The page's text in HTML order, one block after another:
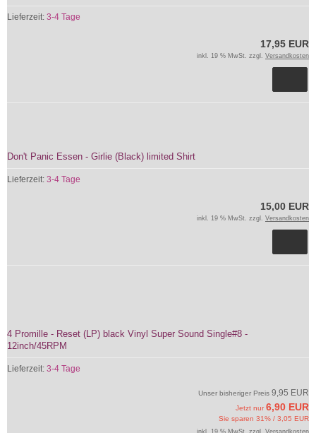
Lieferzeit: 3-4 Tage
17,95 EUR
inkl. 19 % MwSt. zzgl. Versandkosten
Don't Panic Essen - Girlie (Black) limited Shirt
Lieferzeit: 3-4 Tage
15,00 EUR
inkl. 19 % MwSt. zzgl. Versandkosten
4 Promille - Reset (LP) black Vinyl Super Sound Single#8 -
12inch/45RPM
Lieferzeit: 3-4 Tage
Unser bisheriger Preis 9,95 EUR
Jetzt nur 6,90 EUR
Sie sparen 31% / 3,05 EUR
inkl. 19 % MwSt. zzgl. Versandkosten